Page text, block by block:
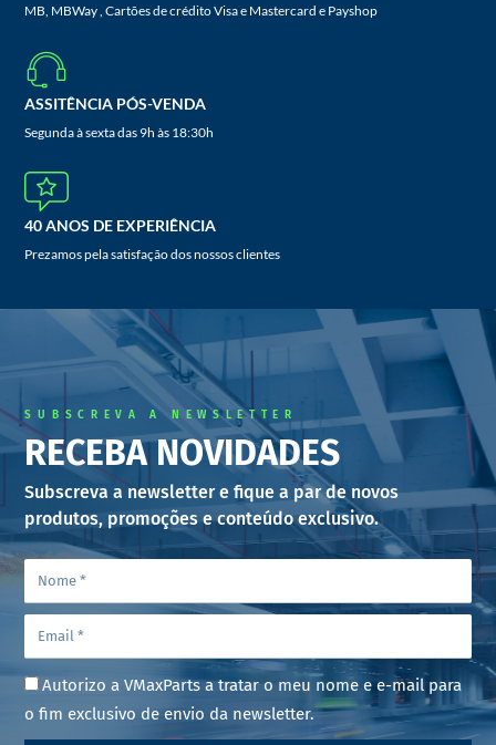
MB, MBWay , Cartões de crédito Visa e Mastercard e Payshop
ASSITÊNCIA PÓS-VENDA
Segunda à sexta das 9h às 18:30h
40 ANOS DE EXPERIÊNCIA
Prezamos pela satisfação dos nossos clientes
SUBSCREVA A NEWSLETTER
RECEBA NOVIDADES
Subscreva a newsletter e fique a par de novos
produtos, promoções e conteúdo exclusivo.
Autorizo a VMaxParts a tratar o meu nome e e-mail para
o fim exclusivo de envio da newsletter.